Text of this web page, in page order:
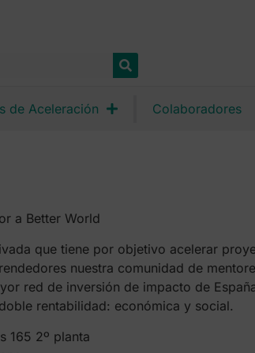
de Aceleración Colaboradores
a Better World
que tiene por objetivo acelerar
nuestra comunidad de
red de inversión de impacto de
rentabilidad: económica y social.
165 2º planta